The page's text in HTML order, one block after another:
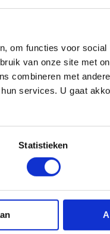
om functies voor
van onze site met
combineren met
services. U gaat
Statistieken